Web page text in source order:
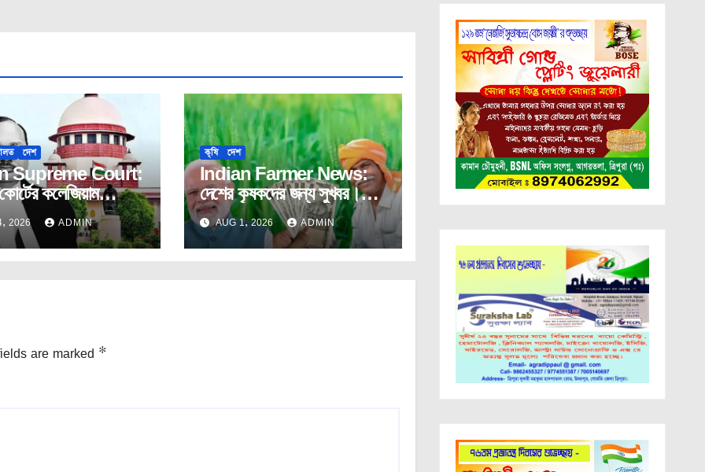
দেশ
Supreme Court:
কলেজিয়াম
দায়বদ্ধতা নিয়েই প্রশ্ন
উজ্জ্বল ভূঁইয়া।
2026 ADMIN
কৃষি দেশ
Indian Farmer News:
দেশের কৃষকদের জন্য সুখবর।
বাড়লো প্রধানমন্ত্রী কিষান সম্মান
নিধি’ প্রকল্পের মেয়াদ।
AUG 1, 2026 ADMIN
are marked *